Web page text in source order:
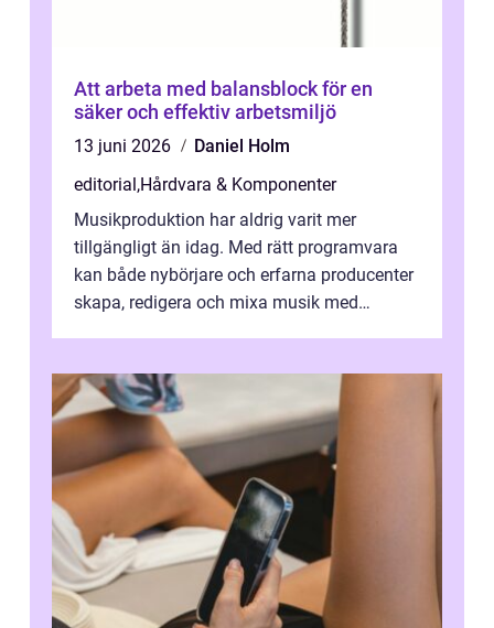
Att arbeta med balansblock för en
säker och effektiv arbetsmiljö
13 juni 2026
Daniel Holm
editorial,Hårdvara & Komponenter
Musikproduktion har aldrig varit mer
tillgängligt än idag. Med rätt programvara
kan både nybörjare och erfarna producenter
skapa, redigera och mixa musik med